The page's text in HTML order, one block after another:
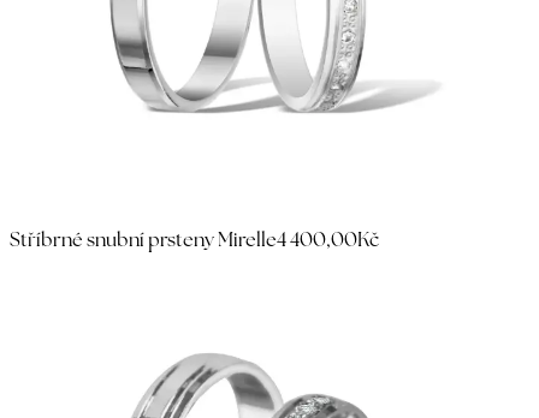
Stříbrné snubní prsteny Mirelle4 400,00Kč